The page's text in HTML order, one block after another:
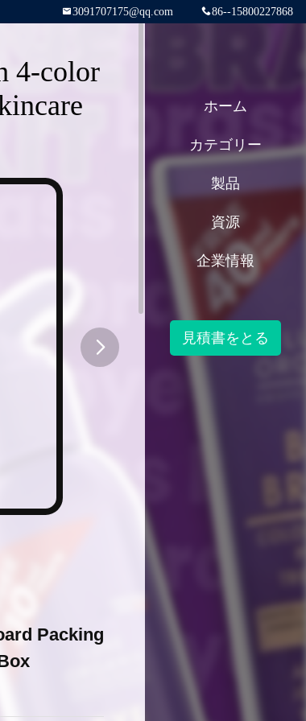
86--15800227868
3091707175@qq.com
4-color
Packing
ホーム
カテゴリー
製品
資源
企業情報
見積書をとる